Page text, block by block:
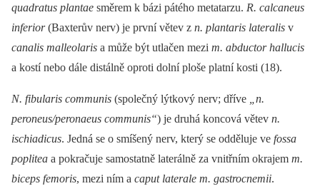
quadratus plantae směrem k bázi pátého metatarzu. R. calcaneus
inferior(Baxterův nerv) je první větev z n. plantaris lateralis v
canalis malleolaris a může být utlačen mezi m. abductor hallucis
a kostí nebo dále distálně oproti dolní ploše platní kosti (18).
N. fibularis communis (společný lýtkový nerv; dříve
„n.
peroneus/peronaeus communis“) je druhá koncová větev n.
ischiadicus. Jedná se o smíšený nerv, který se odděluje ve fossa
poplitea a pokračuje samostatně laterálně za vnitřním okrajem m.
biceps femoris, mezi ním a caput laterale m. gastrocnemii.